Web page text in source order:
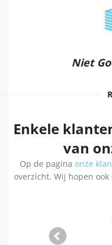
Niet
Enkele
van
Op de pagina onze
overzicht. Wij hopen